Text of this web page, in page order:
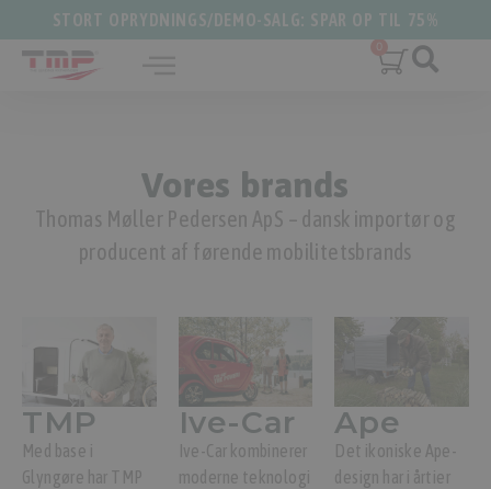
STORT OPRYDNINGS/DEMO-SALG: SPAR OP TIL 75%
Vores brands
Thomas Møller Pedersen ApS – dansk importør og
producent af førende mobilitetsbrands
TMP
Med base i
Glyngøre har TMP
Ive-Car
Ive-Car kombinerer
moderne teknologi
Ape
Det ikoniske Ape-
design har i årtier